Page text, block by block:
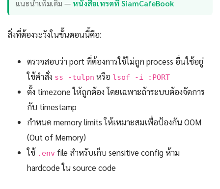
แนะนำเพิ่มเติม — หนังสือเทรดที่ SiamCafeBook
สิ่งที่ต้องระวังในขั้นตอนนี้คือ:
ตรวจสอบว่า port ที่ต้องการใช้ไม่ถูก process อื่นใช้อยู่
ใช้คำสั่ง ss -tulpn หรือ lsof -i :PORT
ตั้ง timezone ให้ถูกต้อง โดยเฉพาะถ้าระบบต้องจัดการ
กับ timestamp
กำหนด memory limits ให้เหมาะสมเพื่อป้องกัน OOM
(Out of Memory)
ใช้ .env file สำหรับเก็บ sensitive config ห้าม
hardcode ใน source code